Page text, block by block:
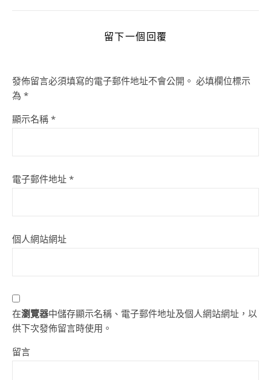
留下一個回覆
發佈留言必須填寫的電子郵件地址不會公開。 必填欄位標示
為 *
顯示名稱 *
電子郵件地址 *
個人網站網址
在瀏覽器中儲存顯示名稱、電子郵件地址及個人網站網址，以
供下次發佈留言時使用。
留言